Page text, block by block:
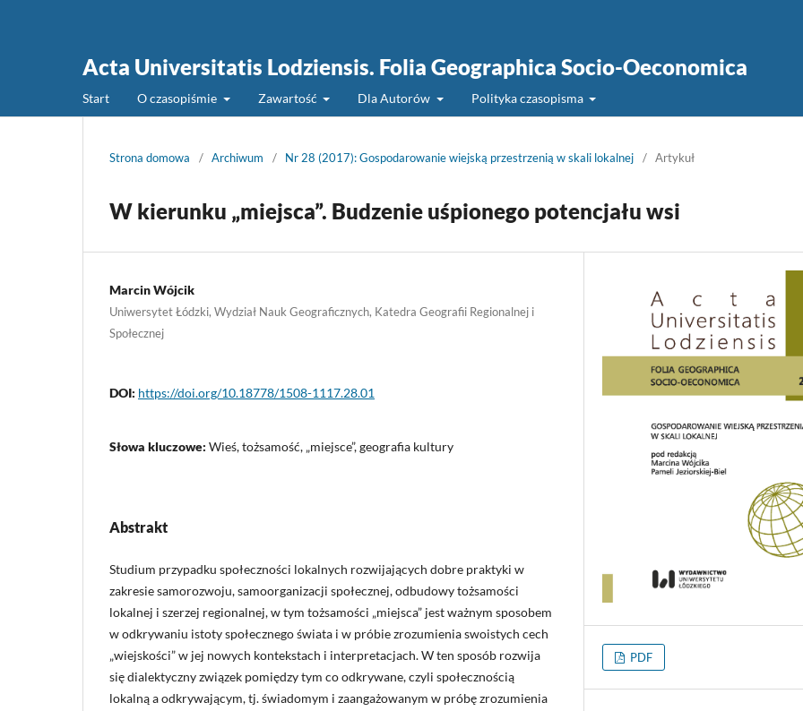
Acta Universitatis Lodziensis. Folia Geographica Socio-Oeconomica
Start O czasopiśmie Zawartość Dla Autorów Polityka czasopisma
Strona domowa / Archiwum / Nr 28 (2017): Gospodarowanie wiejską przestrzenią w skali lokalnej / Artykuł
W kierunku „miejsca”. Budzenie uśpionego potencjału wsi
Marcin Wójcik
Uniwersytet Łódzki, Wydział Nauk Geograficznych, Katedra Geografii Regionalnej i
Społecznej
DOI: https://doi.org/10.18778/1508-1117.28.01
Słowa kluczowe: Wieś, tożsamość, „miejsce”, geografia kultury
Abstrakt
Studium przypadku społeczności lokalnych rozwijających dobre praktyki w
zakresie samorozwoju, samoorganizacji społecznej, odbudowy tożsamości
lokalnej i szerzej regionalnej, w tym tożsamości „miejsca” jest ważnym sposobem
w odkrywaniu istoty społecznego świata i w próbie zrozumienia swoistych cech
„wiejskości” w jej nowych kontekstach i interpretacjach. W ten sposób rozwija
się dialektyczny związek pomiędzy tym co odkrywane, czyli społecznością
lokalną a odkrywającym, tj. świadomym i zaangażowanym w próbę zrozumienia
PDF